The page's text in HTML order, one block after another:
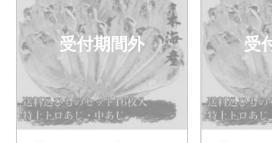
受付期間外 受